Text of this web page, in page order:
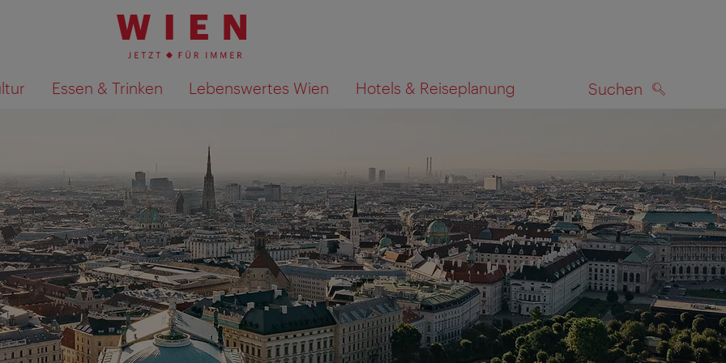
Essen & Trinken Lebenswertes Wien Hotels & Reiseplanung Suchen